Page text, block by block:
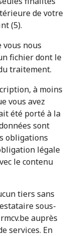
de votre
(5).
vous nous
fichier dont le
traitement.
à moins
vous avez
été porté à la
sont
obligations
légale
le contenu
tiers sans
sous-
auprès
services. En